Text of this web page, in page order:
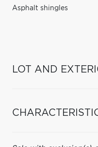
Asphalt shingles
LOT AND